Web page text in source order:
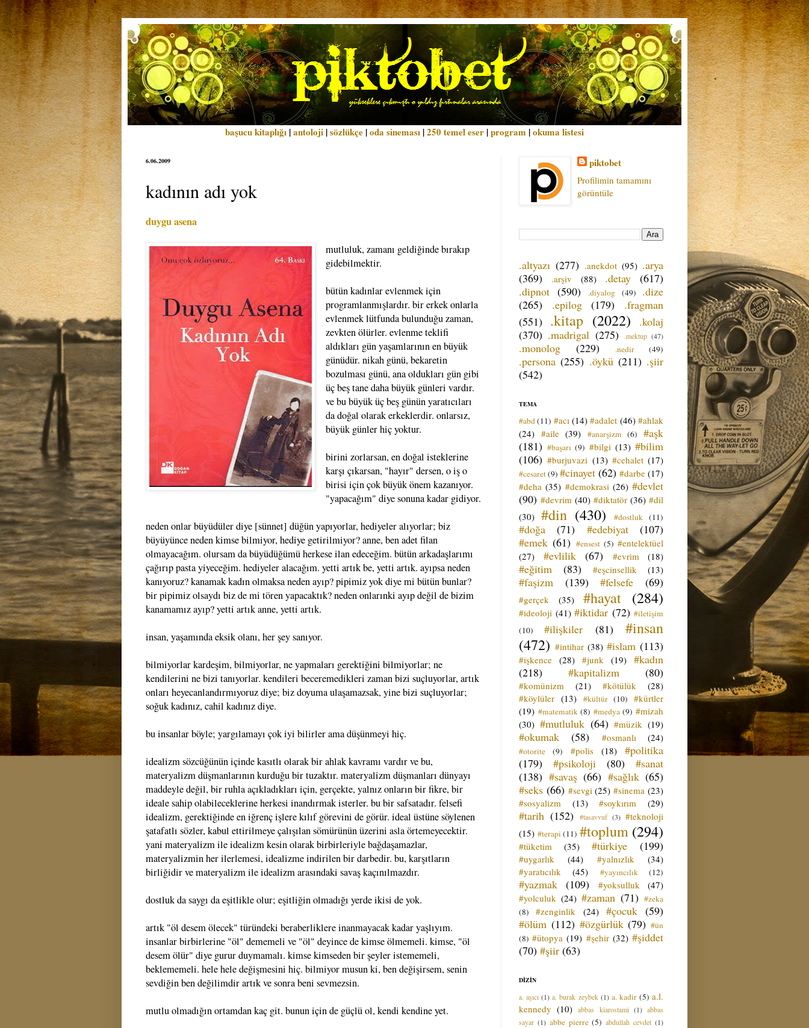
başucu kitaplığı |antoloji |sözlükçe |oda sineması |250 temel eser |program |okuma listesi
6.06.2009
kadının adı yok
duygu asena
mutluluk, zamanı geldiğinde bırakıp
gidebilmektir.
bütün kadınlar evlenmek için
programlanmışlardır. bir erkek onlarla
evlenmek lütfunda bulunduğu zaman,
zevkten ölürler. evlenme teklifi
aldıkları gün yaşamlarının en büyük
günüdür. nikah günü, bekaretin
bozulması günü, ana oldukları gün gibi
üç beş tane daha büyük günleri vardır.
ve bu büyük üç beş günün yaratıcıları
da doğal olarak erkeklerdir. onlarsız,
büyük günler hiç yoktur.
birini zorlarsan, en doğal isteklerine
karşı çıkarsan, "hayır" dersen, o iş o
birisi için çok büyük önem kazanıyor.
"yapacağım" diye sonuna kadar gidiyor.
neden onlar büyüdüler diye [sünnet] düğün yapıyorlar, hediyeler alıyorlar; biz
büyüyünce neden kimse bilmiyor, hediye getirilmiyor? anne, ben adet filan
olmayacağım. olursam da büyüdüğümü herkese ilan edeceğim. bütün arkadaşlarımı
çağırıp pasta yiyeceğim. hediyeler alacağım. yetti artık be, yetti artık. ayıpsa neden
kanıyoruz? kanamak kadın olmaksa neden ayıp? pipimiz yok diye mi bütün bunlar?
bir pipimiz olsaydı biz de mi tören yapacaktık? neden onlarınki ayıp değil de bizim
kanamamız ayıp? yetti artık anne, yetti artık.
insan, yaşamında eksik olanı, her şey sanıyor.
bilmiyorlar kardeşim, bilmiyorlar, ne yapmaları gerektiğini bilmiyorlar; ne
kendilerini ne bizi tanıyorlar. kendileri beceremedikleri zaman bizi suçluyorlar, artık
onları heyecanlandırmıyoruz diye; biz doyuma ulaşamazsak, yine bizi suçluyorlar;
soğuk kadınız, cahil kadınız diye.
bu insanlar böyle; yargılamayı çok iyi bilirler ama düşünmeyi hiç.
idealizm sözcüğünün içinde kasıtlı olarak bir ahlak kavramı vardır ve bu,
materyalizm düşmanlarının kurduğu bir tuzaktır. materyalizm düşmanları dünyayı
maddeyle değil, bir ruhla açıkladıkları için, gerçekte, yalnız onların bir fikre, bir
ideale sahip olabileceklerine herkesi inandırmak isterler. bu bir safsatadır. felsefi
idealizm, gerektiğinde en iğrenç işlere kılıf görevini de görür. ideal üstüne söylenen
şatafatlı sözler, kabul ettirilmeye çalışılan sömürünün üzerini asla örtemeyecektir.
yani materyalizm ile idealizm kesin olarak birbirleriyle bağdaşamazlar,
materyalizmin her ilerlemesi, idealizme indirilen bir darbedir. bu, karşıtların
birliğidir ve materyalizm ile idealizm arasındaki savaş kaçınılmazdır.
dostluk da saygı da eşitlikle olur; eşitliğin olmadığı yerde ikisi de yok.
artık "öl desem ölecek" türündeki beraberliklere inanmayacak kadar yaşlıyım.
insanlar birbirlerine "öl" dememeli ve "öl" deyince de kimse ölmemeli. kimse, "öl
desem ölür" diye gurur duymamalı. kimse kimseden bir şeyler istememeli,
beklememeli. hele hele değişmesini hiç. bilmiyor musun ki, ben değişirsem, senin
sevdiğin ben değilimdir artık ve sonra beni sevmezsin.
mutlu olmadığın ortamdan kaç git. bunun için de güçlü ol, kendi kendine yet.
piktobet
Profilimin tamamını
görüntüle
.altyazı (277) .anekdot (95) .arya
(369)
.arşiv (88) .detay
(617)
.dipnot (590) .diyalog (49)
.dize
(265)
.epilog (179)
.fragman
(551) .kitap (2022)
.kolaj
(370) .madrigal (275) .mektup (47)
.monolog (229) .nedir (49)
.persona (255) .öykü (211) .şiir
(542)
TEMA
#abd (11) #acı (14) #adalet (46) #ahlak
(24) #aile (39) #anarşizm (6)
#aşk
(181) #başarı (9) #bilgi (13) #bilim
(106) #burjuvazi (13) #cehalet (17)
#cesaret(9) #cinayet (62) #darbe (17)
#deha (35) #demokrasi (26) #devlet
(90) #devrim (40) #diktatör (36) #dil
(30) #din (430) #dostluk (11)
#doğa (71) #edebiyat
(107)
#emek (61) #ensest (5) #entelektüel
(27)
#evlilik (67) #evrim (18)
#eğitim (83) #eşcinsellik (13)
#faşizm (139) #felsefe (69)
#gerçek (35) #hayat (284)
#ideoloji (41) #iktidar (72) #iletişim
(10)
#ilişkiler (81)
#insan
(472) #intihar (38) #islam (113)
#işkence (28) #junk (19) #kadın
(218)
#kapitalizm (80)
#komünizm (21) #kötülük
(28)
#köylüler (13) #kültür (10)
#kürtler
(19) #matematik (8) #medya (9) #mizah
(30) #mutluluk (64) #müzik (19)
#okumak (58) #osmanlı (24)
#otorite (9) #polis (18)
#politika
(179)
#psikoloji (80)
#sanat
(138) #savaş (66) #sağlık (65)
#seks (66) #sevgi (25) #sinema (23)
#sosyalizm
(13) #soykırım (29)
#tarih (152) #tasavvuf (3) #teknoloji
(15) #terapi (11) #toplum (294)
#tüketim (35) #türkiye (199)
#uygarlık (44) #yalnızlık
(34)
#yaratıcılık
(45) #yayıncılık (12)
#yazmak (109) #yoksulluk
(47)
#yolculuk (24) #zaman (71) #zeka
(8)
#zenginlik (24) #çocuk (59)
#ölüm (112) #özgürlük (79) #ün
(8) #ütopya (19) #şehir (32) #şiddet
(70) #şiir (63)
DİZİN
a. aşıcı (1) a. burak zeybek (1) a. kadir (5) a.l.
kennedy (10) abbas kiarostami (1) abbas
sayar (1) abbe pierre (5) abdullah cevdet (1)